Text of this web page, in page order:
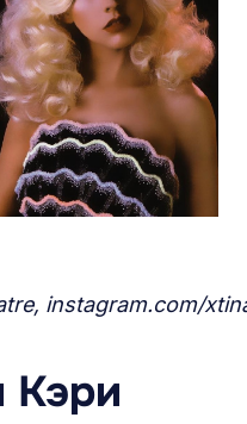
instagram.com/
Кэри